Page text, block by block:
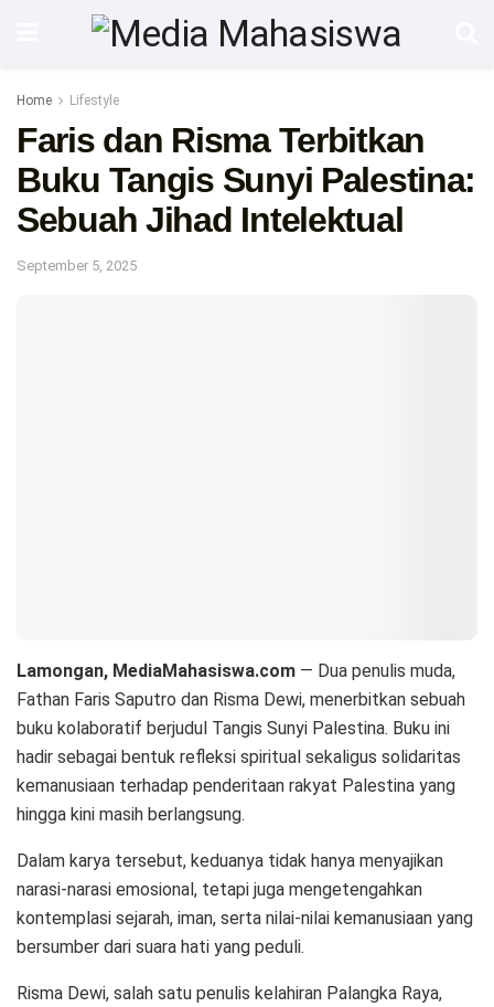
Home Lifestyle
Faris dan Risma Terbitkan
Buku Tangis Sunyi Palestina:
Sebuah Jihad Intelektual
September 5, 2025
Lamongan, MediaMahasiswa.com — Dua penulis muda,
Fathan Faris Saputro dan Risma Dewi, menerbitkan sebuah
buku kolaboratif berjudul Tangis Sunyi Palestina. Buku ini
hadir sebagai bentuk refleksi spiritual sekaligus solidaritas
kemanusiaan terhadap penderitaan rakyat Palestina yang
hingga kini masih berlangsung.
Dalam karya tersebut, keduanya tidak hanya menyajikan
narasi-narasi emosional, tetapi juga mengetengahkan
kontemplasi sejarah, iman, serta nilai-nilai kemanusiaan yang
bersumber dari suara hati yang peduli.
Risma Dewi, salah satu penulis kelahiran Palangka Raya,